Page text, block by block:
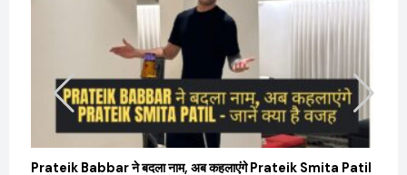
Prateik Babbar ने बदला नाम, अब कहलाएंगे Prateik Smita Patil